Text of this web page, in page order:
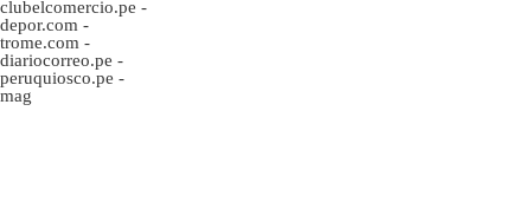
clubelcomercio.pe -
depor.com -
trome.com -
diariocorreo.pe -
peruquiosco.pe -
mag